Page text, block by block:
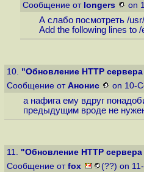
Сообщение от longers on
А слабо посмотреть /
Add the following lines to
10. "Обновление HTTP
Сообщение от Анонис on 10-
а нафига ему вдруг
предыдущим вроде не
11. "Обновление HTTP
Сообщение от fox (??) on